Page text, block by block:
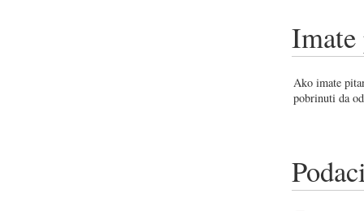
Imate
Ako imate
pobrinuti da